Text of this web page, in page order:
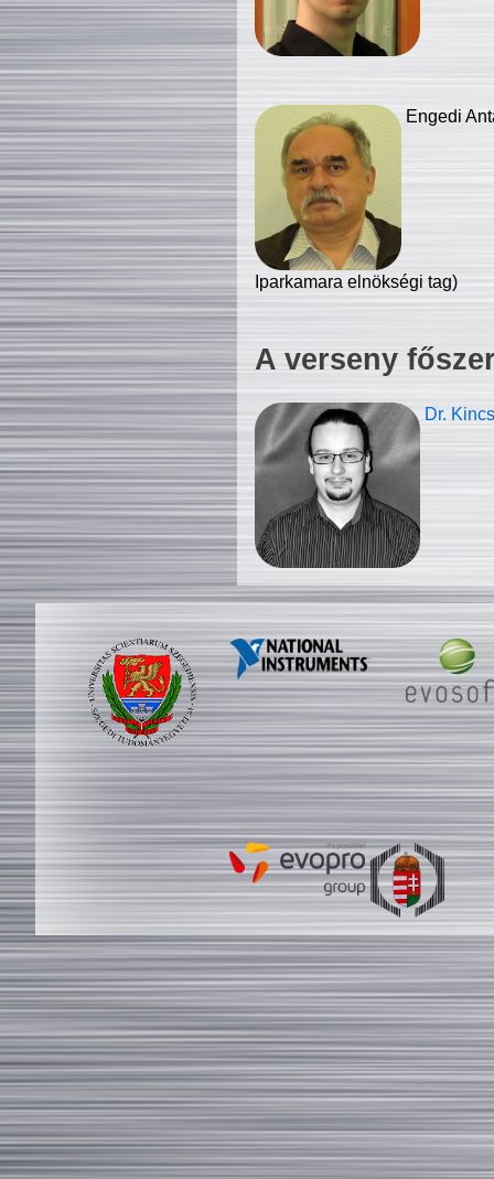
Engedi
Iparkamara elnökségi tag)
A verseny
Dr.